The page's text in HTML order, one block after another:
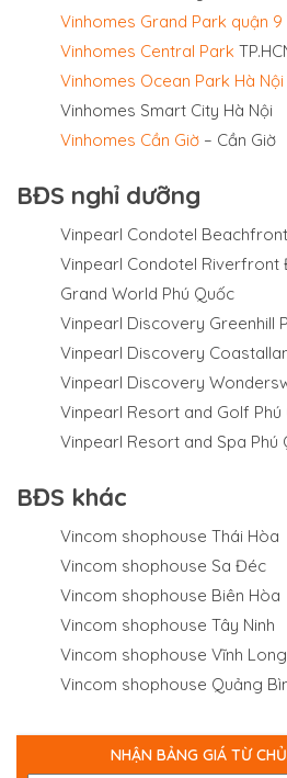
Vinhomes Grand Park quận 9
Vinhomes Central Park
Vinhomes Ocean Park Hà Nội
Vinhomes Smart City Hà Nội
Vinhomes Cần Giờ – Cần Giờ
BĐS nghỉ dưỡng
Vinpearl Condotel
Vinpearl Condotel Riverfront
Grand World Phú Quốc
Vinpearl Discovery Greenhill
Vinpearl Discovery
Vinpearl Discovery
Vinpearl Resort and Golf Phú
Vinpearl Resort and Spa Phú
BĐS khác
Vincom shophouse Thái Hòa
Vincom shophouse Sa Đéc
Vincom shophouse Biên Hòa
Vincom shophouse Tây Ninh
Vincom shophouse Vĩnh Long
Vincom shophouse Quảng
NHẬN BẢNG GIÁ TỪ